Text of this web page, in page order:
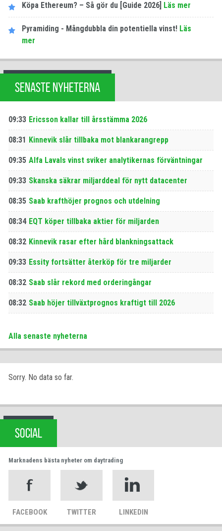
Köpa Ethereum? – Så gör du [Guide 2026] Läs mer
Pyramiding - Mångdubbla din potentiella vinst! Läs
mer
SENASTE NYHETERNA
09:33 Ericsson kallar till årsstämma 2026
08:31 Kinnevik slår tillbaka mot blankarangrepp
09:35 Alfa Lavals vinst sviker analytikernas förväntningar
09:33 Skanska säkrar miljarddeal för nytt datacenter
08:35 Saab krafthöjer prognos och utdelning
08:34 EQT köper tillbaka aktier för miljarden
08:32 Kinnevik rasar efter hård blankningsattack
09:33 Essity fortsätter återköp för tre miljarder
08:32 Saab slår rekord med orderingångar
08:32 Saab höjer tillväxtprognos kraftigt till 2026
Alla senaste nyheterna
Sorry. No data so far.
SOCIAL
Marknadens bästa nyheter om daytrading
FACEBOOK TWITTER LINKEDIN